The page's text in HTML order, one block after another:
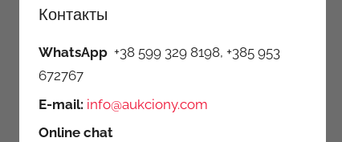
Контакты
WhatsApp +38 599 329 8198, +385 953
672767
E-mail: info@aukciony.com
Online chat